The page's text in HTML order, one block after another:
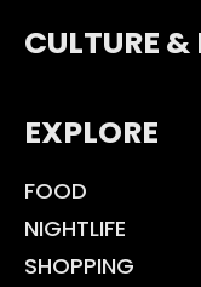
CULTURE &
EXPLORE
FOOD
NIGHTLIFE
SHOPPING